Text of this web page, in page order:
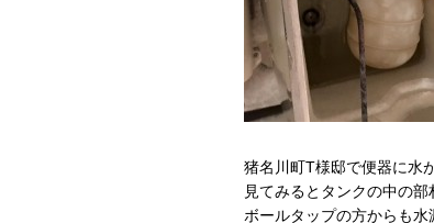
猪名川町T様邸で便器に水
見てみるとタンクの中の
ボールタップの方からも水